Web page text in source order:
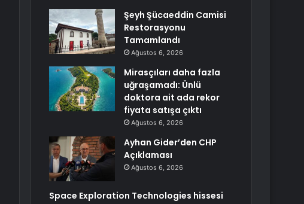
Şeyh Şücaeddin Camisi
Restorasyonu
Tamamlandı
Ağustos 6, 2026
Mirasçıları daha fazla
uğraşamadı: Ünlü
doktora ait ada rekor
fiyata satışa çıktı
Ağustos 6, 2026
Ayhan Gider’den CHP
Açıklaması
Ağustos 6, 2026
Space Exploration Technologies hissesi